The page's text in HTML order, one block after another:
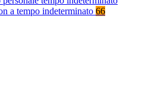
a tempo indeterminato 66